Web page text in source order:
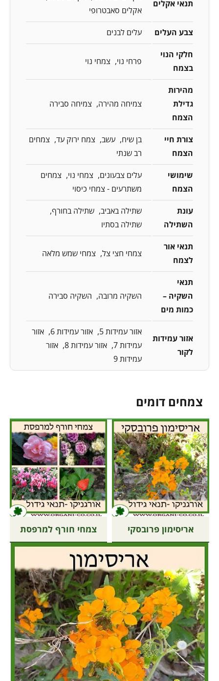
תנאי אקלים
אקלים סאבטרופי
צבע העלים עלים לבנים
חלקי הנוי
בצמח
פרחי נוי צמחי נוי
מהירות
גדילת
הצמח
צמיחה מהירה צמיחה סבירה
צורת חיי
הצמח
בן שיח עשב צמח ירוק עד
צמחים
רב שנתי
שימושי
הצמח
עלים צבעונים צמחי נוי
צמחים
משתרעים - צמחי כיסוי
עונת
השתילה
שתילה באביב שתילה בחורף
שתילה בסתיו
תנאי אור
לצמח
צמחי חצי צל צמחי שמש מלאה
תנאי
השקיה –
כמות מים
השקיה מרובה השקיה סבירה
אזור עמידות
לקור
אזור עמידות 5 אזור עמידות 6
אזור
עמידות 7
אזור עמידות 8
אזור
עמידות 9
צמחים דומים
אריסימון פרובסקי צמחי חורף למרפסת